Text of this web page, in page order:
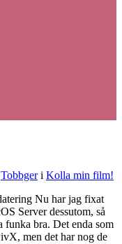
Tobbgeri Kolla min film!
Nu har jag fixat
Server dessutom, så
funka bra. Det enda som
men det har nog de